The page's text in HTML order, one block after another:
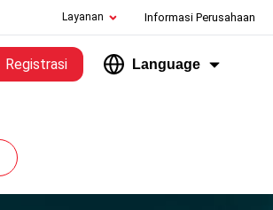
Layanan Informasi Perusahaan
Registrasi Language